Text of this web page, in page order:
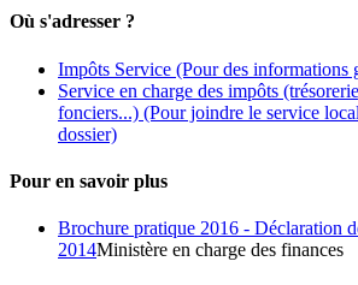
Où s'adresser ?
Impôts Service (Pour des informations
Service en charge des impôts
fonciers...) (Pour joindre le service
dossier)
Pour en savoir plus
Brochure pratique 2016 - Déclaration
2014Ministère en charge des finances